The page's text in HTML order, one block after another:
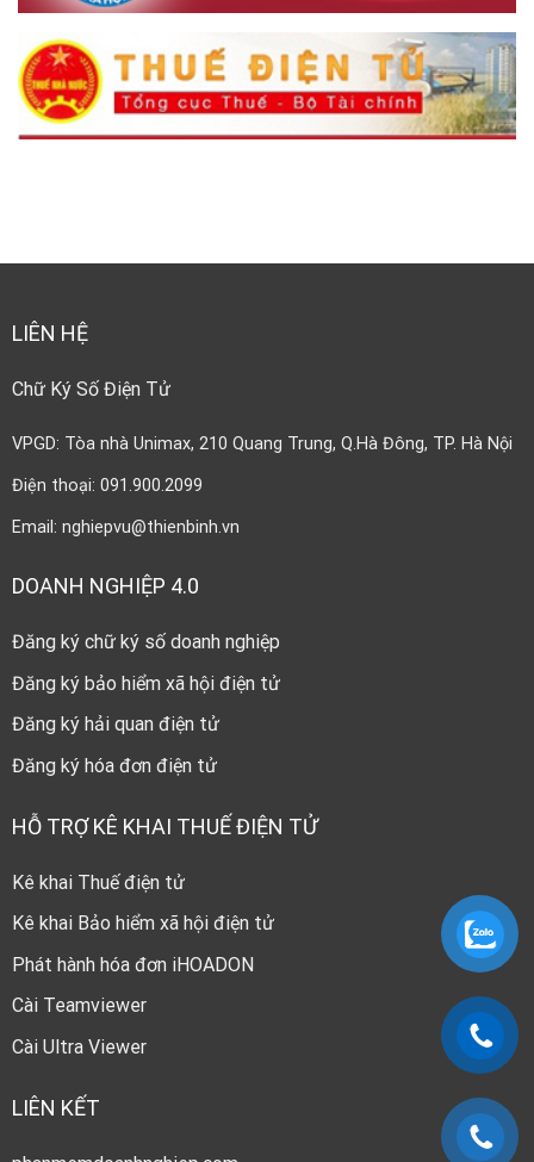
LIÊN HỆ
Chữ Ký Số Điện Tử
VPGD: Tòa nhà Unimax, 210 Quang Trung, Q.Hà Đông, TP. Hà Nội
Điện thoại: 091.900.2099
Email: nghiepvu@thienbinh.vn
DOANH NGHIỆP 4.0
Đăng ký chữ ký số doanh nghiệp
Đăng ký bảo hiểm xã hội điện tử
Đăng ký hải quan điện tử
Đăng ký hóa đơn điện tử
HỖ TRỢ KÊ KHAI THUẾ ĐIỆN TỬ
Kê khai Thuế điện tử
Kê khai Bảo hiểm xã hội điện tử
Phát hành hóa đơn iHOADON
Cài Teamviewer
Cài Ultra Viewer
LIÊN KẾT